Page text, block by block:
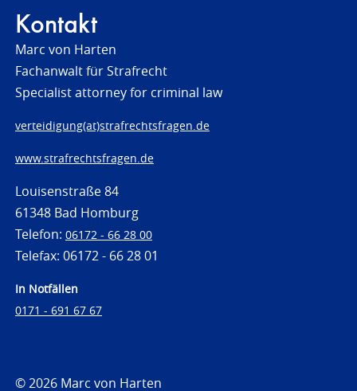
Kontakt
Marc von Harten
Fachanwalt für Strafrecht
Specialist attorney for criminal law
verteidigung(at)strafrechtsfragen.de
www.strafrechtsfragen.de
Louisenstraße 84
61348 Bad Homburg
Telefon: 06172 - 66 28 00
Telefax: 06172 - 66 28 01
In Notfällen
0171 - 691 67 67
© 2026 Marc von Harten